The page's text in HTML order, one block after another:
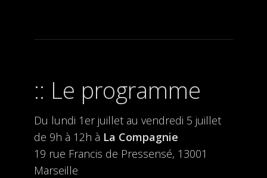
Le programme
Du lundi 1er juillet au vendredi 5 juillet
de 9h à 12h à La Compagnie
19 rue Francis de Pressensé, 13001
Marseille